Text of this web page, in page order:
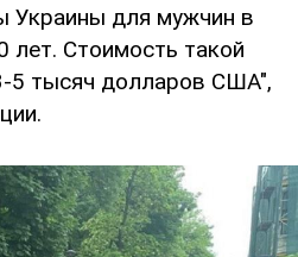
Украины для мужчин в
лет. Стоимость такой
5 тысяч долларов США",